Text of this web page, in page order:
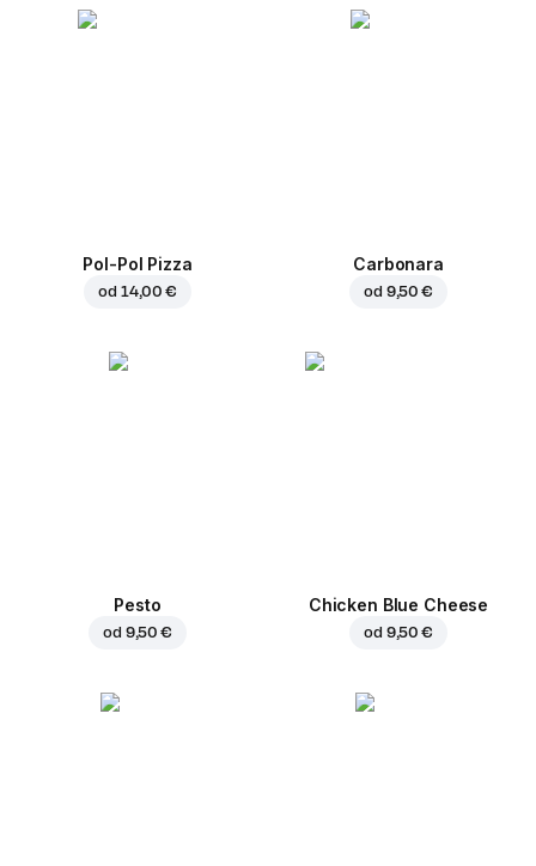
Pol-Pol Pizza
od 14,00 €
Carbonara
od 9,50 €
Pesto
od 9,50 €
Chicken Blue Cheese
od 9,50 €